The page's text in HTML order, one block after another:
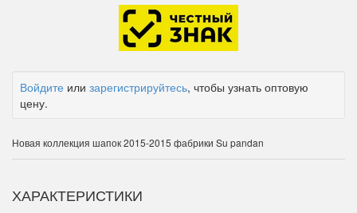
Войдите или зарегистрируйтесь, чтобы узнать оптовую
цену.
Новая коллекция шапок 2015-2015 фабрики Su pandan
ХАРАКТЕРИСТИКИ